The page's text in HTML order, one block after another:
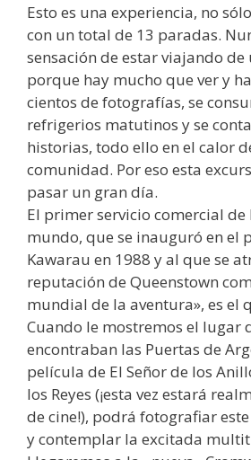
Esto es una experiencia, no
con un total de 13 paradas.
sensación de estar viajando
porque hay mucho que ver y
cientos de fotografías, se
refrigerios matutinos y se
historias, todo ello en el calor
comunidad. Por eso esta
pasar un gran día.
El primer servicio comercial
mundo, que se inauguró en el
Kawarau en 1988 y al que se
reputación de Queenstown
mundial de la aventura», es el
Cuando le mostremos el lugar
encontraban las Puertas de
película de El Señor de los
los Reyes (¡esta vez estará
de cine!), podrá fotografiar
y contemplar la excitada